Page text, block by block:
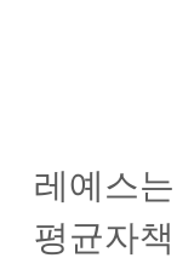
레예스
평균자